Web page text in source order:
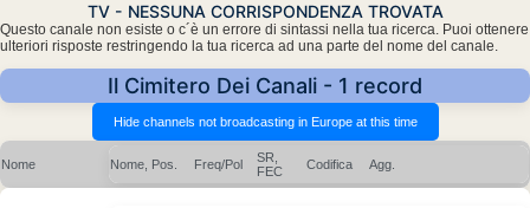
TV - NESSUNA CORRISPONDENZA TROVATA
Questo canale non esiste o c´è un errore di sintassi nella tua ricerca. Puoi ottenere
ulteriori risposte restringendo la tua ricerca ad una parte del nome del canale.
Il Cimitero Dei Canali - 1 record
Nome Nome, Pos. Freq/Pol
SR,
FEC
Codifica Agg.